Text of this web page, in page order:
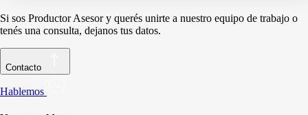
Si sos Productor Asesor y querés unirte a nuestro equipo de trabajo o
tenés una consulta, dejanos tus datos.
Contacto
Hablemos